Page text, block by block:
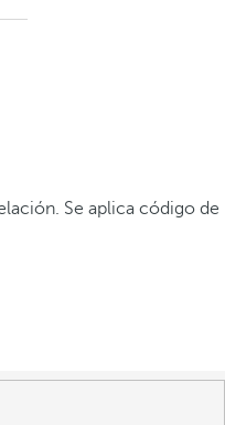
Se aplica código de